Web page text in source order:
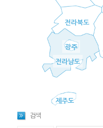
전라북도
전라남도
광주
제주도
검색